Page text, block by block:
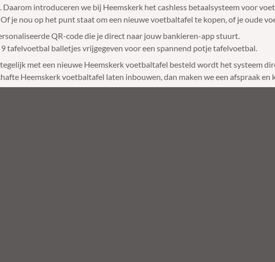
introduceren we bij Heemskerk het cashless betaalsysteem voor
je nou op het punt staat om een nieuwe voetbaltafel te kopen, of je oude
QR-code die je direct naar jouw bankieren-app stuurt.
tafelvoetbal balletjes vrijgegeven voor een spannend potje tafelvoetbal.
met een nieuwe Heemskerk voetbaltafel besteld wordt het systeem
Heemskerk voetbaltafel laten inbouwen, dan maken we een afspraak